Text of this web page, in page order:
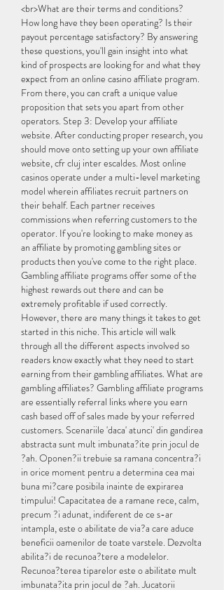
<br>What are their terms and conditions?
How long have they been operating? Is their
payout percentage satisfactory? By answering
these questions, you'll gain insight into what
kind of prospects are looking for and what they
expect from an online casino affiliate program.
From there, you can craft a unique value
proposition that sets you apart from other
operators. Step 3: Develop your affiliate
website. After conducting proper research, you
should move onto setting up your own affiliate
website, cfr cluj inter escaldes. Most online
casinos operate under a multi-level marketing
model wherein affiliates recruit partners on
their behalf. Each partner receives
commissions when referring customers to the
operator. If you're looking to make money as
an affiliate by promoting gambling sites or
products then you've come to the right place.
Gambling affiliate programs offer some of the
highest rewards out there and can be
extremely profitable if used correctly.
However, there are many things it takes to get
started in this niche. This article will walk
through all the different aspects involved so
readers know exactly what they need to start
earning from their gambling affiliates. What are
gambling affiliates? Gambling affiliate programs
are essentially referral links where you earn
cash based off of sales made by your referred
customers. Scenariile 'daca' atunci' din gandirea
abstracta sunt mult imbunata?ite prin jocul de
?ah. Oponen?ii trebuie sa ramana concentra?i
in orice moment pentru a determina cea mai
buna mi?care posibila inainte de expirarea
timpului! Capacitatea de a ramane rece, calm,
precum ?i adunat, indiferent de ce s-ar
intampla, este o abilitate de via?a care aduce
beneficii oamenilor de toate varstele. Dezvolta
abilita?i de recunoa?tere a modelelor.
Recunoa?terea tiparelor este o abilitate mult
imbunata?ita prin jocul de ?ah. Jucatorii